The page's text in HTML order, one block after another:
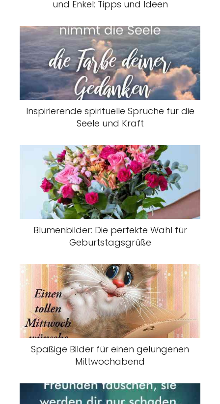
und Enkel: Tipps und Ideen
Inspirierende spirituelle Sprüche für die
Seele und Kraft
Blumenbilder: Die perfekte Wahl für
Geburtstagsgrüße
Spaßige Bilder für einen gelungenen
Mittwochabend